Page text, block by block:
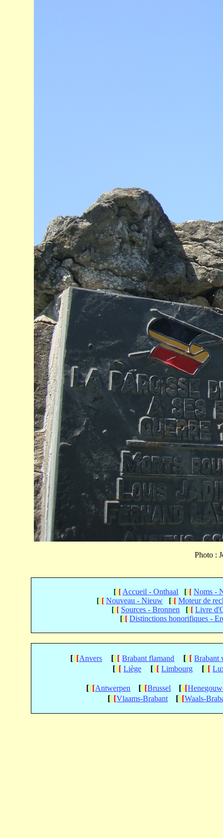
Photo :
[[[ Accueil - Onthaal [[[ Noms -
[[[ Nouveau - Nieuw [[[ Moteur de
[[[ Sources - Bronnen [[[ Livre
[[[ Distinctions honorifiques -
[[[Anvers [[[ Brabant flamand [[[ Brabant
[[[ Liège [[[ Limbourg [[[
[[[Antwerpen [[[Brussel [[[
[[[Vlaams-Brabant [[[Waals-